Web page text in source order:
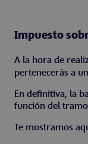
Impuesto
A la hora de
pertenecerás a
En definitiva, la
función del
Te mostramos